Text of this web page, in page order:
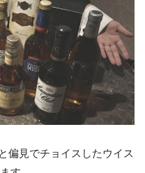
偏見でチョイスしたウイス